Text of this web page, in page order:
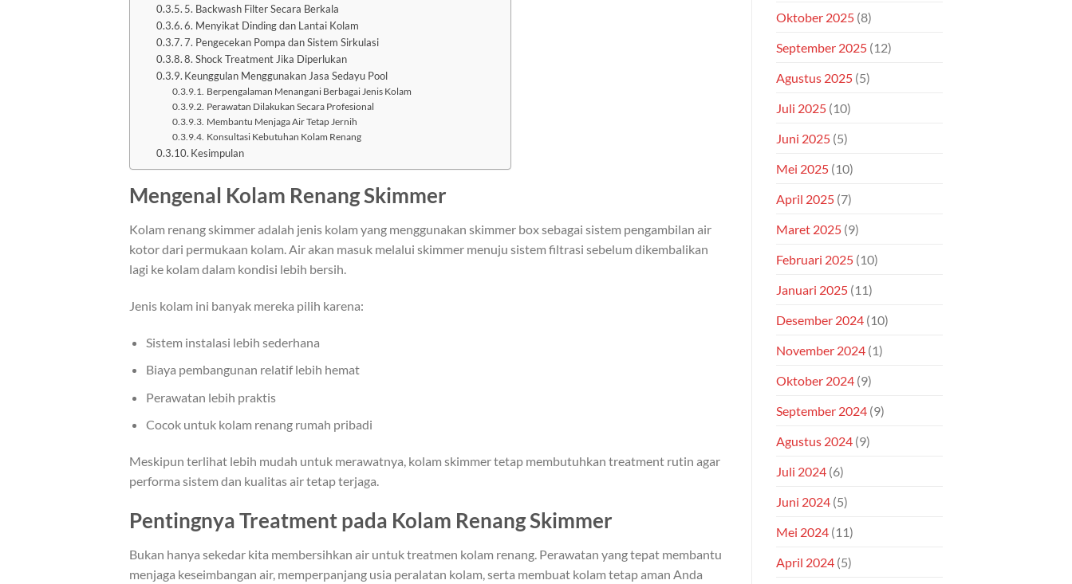
5. Backwash Filter Secara Berkala
6. Menyikat Dinding dan Lantai Kolam
7. Pengecekan Pompa dan Sistem Sirkulasi
8. Shock Treatment Jika Diperlukan
Keunggulan Menggunakan Jasa Sedayu Pool
Berpengalaman Menangani Berbagai Jenis Kolam
Perawatan Dilakukan Secara Profesional
Membantu Menjaga Air Tetap Jernih
Konsultasi Kebutuhan Kolam Renang
Kesimpulan
Mengenal Kolam Renang Skimmer
Kolam renang skimmer adalah jenis kolam yang menggunakan skimmer box sebagai sistem pengambilan air
kotor dari permukaan kolam. Air akan masuk melalui skimmer menuju sistem filtrasi sebelum dikembalikan
lagi ke kolam dalam kondisi lebih bersih.
Jenis kolam ini banyak mereka pilih karena:
Sistem instalasi lebih sederhana
Biaya pembangunan relatif lebih hemat
Perawatan lebih praktis
Cocok untuk kolam renang rumah pribadi
Meskipun terlihat lebih mudah untuk merawatnya, kolam skimmer tetap membutuhkan treatment rutin agar
performa sistem dan kualitas air tetap terjaga.
Pentingnya Treatment pada Kolam Renang Skimmer
Bukan hanya sekedar kita membersihkan air untuk treatmen kolam renang. Perawatan yang tepat membantu
menjaga keseimbangan air, memperpanjang usia peralatan kolam, serta membuat kolam tetap aman Anda
Oktober 2025 (8)
September 2025 (12)
Agustus 2025 (5)
Juli 2025 (10)
Juni 2025 (5)
Mei 2025 (10)
April 2025 (7)
Maret 2025 (9)
Februari 2025 (10)
Januari 2025 (11)
Desember 2024 (10)
November 2024 (1)
Oktober 2024 (9)
September 2024 (9)
Agustus 2024 (9)
Juli 2024 (6)
Juni 2024 (5)
Mei 2024 (11)
April 2024 (5)